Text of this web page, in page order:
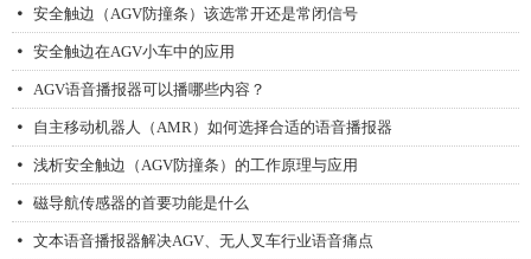
넸 安全触边（AGV防撞条）该选常开还是常闭信号
넸 安全触边在AGV小车中的应用
넸 AGV语音播报器可以播哪些内容？
넸 自主移动机器人（AMR）如何选择合适的语音播报器
넸 浅析安全触边（AGV防撞条）的工作原理与应用
넸 磁导航传感器的首要功能是什么
넸 文本语音播报器解决AGV、无人叉车行业语音痛点